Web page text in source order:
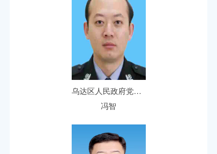
乌达区人民政府党组成员、副区长
冯智